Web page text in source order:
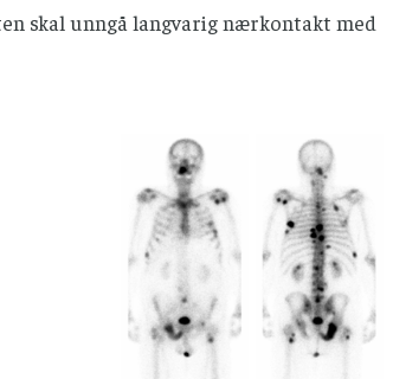
skal unngå langvarig nærkontakt med